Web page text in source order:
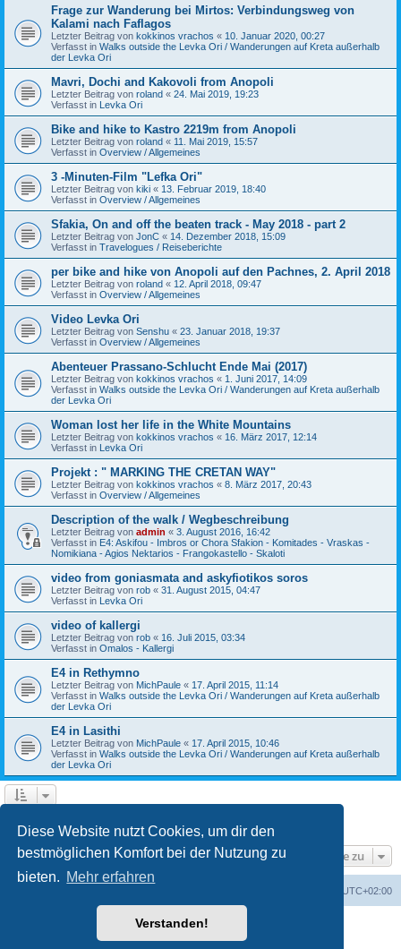
Diese Website nutzt Cookies, um dir den
bestmöglichen Komfort bei der Nutzung zu
bieten. Mehr erfahren
Verstanden!
Frage zur Wanderung bei Mirtos: Verbindungsweg von
Kalami nach Faflagos
Letzter Beitrag von kokkinos vrachos « 10. Januar 2020, 00:27
Verfasst in Walks outside the Levka Ori / Wanderungen auf Kreta außerhalb
der Levka Ori
Mavri, Dochi and Kakovoli from Anopoli
Letzter Beitrag von roland « 24. Mai 2019, 19:23
Verfasst in Levka Ori
Bike and hike to Kastro 2219m from Anopoli
Letzter Beitrag von roland « 11. Mai 2019, 15:57
Verfasst in Overview / Allgemeines
3 -Minuten-Film "Lefka Ori"
Letzter Beitrag von kiki « 13. Februar 2019, 18:40
Verfasst in Overview / Allgemeines
Sfakia, On and off the beaten track - May 2018 - part 2
Letzter Beitrag von JonC « 14. Dezember 2018, 15:09
Verfasst in Travelogues / Reiseberichte
per bike and hike von Anopoli auf den Pachnes, 2. April 2018
Letzter Beitrag von roland « 12. April 2018, 09:47
Verfasst in Overview / Allgemeines
Video Levka Ori
Letzter Beitrag von Senshu « 23. Januar 2018, 19:37
Verfasst in Overview / Allgemeines
Abenteuer Prassano-Schlucht Ende Mai (2017)
Letzter Beitrag von kokkinos vrachos « 1. Juni 2017, 14:09
Verfasst in Walks outside the Levka Ori / Wanderungen auf Kreta außerhalb
der Levka Ori
Woman lost her life in the White Mountains
Letzter Beitrag von kokkinos vrachos « 16. März 2017, 12:14
Verfasst in Levka Ori
Projekt : " MARKING THE CRETAN WAY"
Letzter Beitrag von kokkinos vrachos « 8. März 2017, 20:43
Verfasst in Overview / Allgemeines
Description of the walk / Wegbeschreibung
Letzter Beitrag von admin « 3. August 2016, 16:42
Verfasst in E4: Askifou - Imbros or Chora Sfakion - Komitades - Vraskas -
Nomikiana - Agios Nektarios - Frangokastello - Skaloti
video from goniasmata and askyfiotikos soros
Letzter Beitrag von rob « 31. August 2015, 04:47
Verfasst in Levka Ori
video of kallergi
Letzter Beitrag von rob « 16. Juli 2015, 03:34
Verfasst in Omalos - Kallergi
E4 in Rethymno
Letzter Beitrag von MichPaule « 17. April 2015, 11:14
Verfasst in Walks outside the Levka Ori / Wanderungen auf Kreta außerhalb
der Levka Ori
E4 in Lasithi
Letzter Beitrag von MichPaule « 17. April 2015, 10:46
Verfasst in Walks outside the Levka Ori / Wanderungen auf Kreta außerhalb
der Levka Ori
Gehe zu
UTC+02:00
Powered byphpBB® Forum Software © phpBB Limited
phpBB.de